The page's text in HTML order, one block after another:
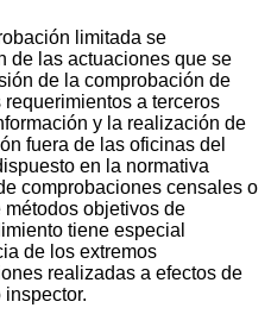
limitada se
de las actuaciones que se
de la comprobación de
a terceros
y la realización de
fuera de las oficinas del
en la normativa
comprobaciones censales o
objetivos de
tiene especial
de los extremos
realizadas a efectos de